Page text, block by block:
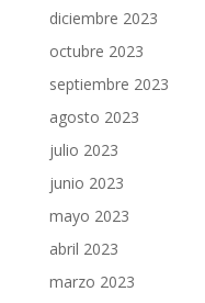
diciembre 2023
octubre 2023
septiembre 2023
agosto 2023
julio 2023
junio 2023
mayo 2023
abril 2023
marzo 2023